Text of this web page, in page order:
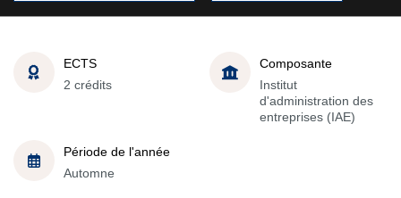
ECTS
2 crédits
Composante
Institut
d'administration des
entreprises (IAE)
Période de l'année
Automne